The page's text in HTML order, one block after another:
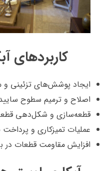
کاربردهای
ایجاد پوشش‌های تزئینی و
اصلاح و ترمیم سطوح
قطعه‌سازی و شکل‌دهی
عملیات تمیزکاری و پرداخت
افزایش مقاومت قطعات در